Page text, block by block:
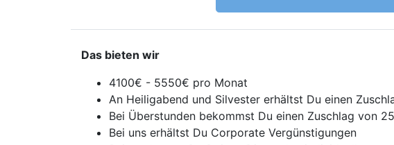
Das bieten wir
4100€ - 5550€ pro Monat
An Heiligabend und Silvester erhältst Du einen
Bei Überstunden bekommst Du einen Zuschlag von
Bei uns erhältst Du Corporate Vergünstigungen